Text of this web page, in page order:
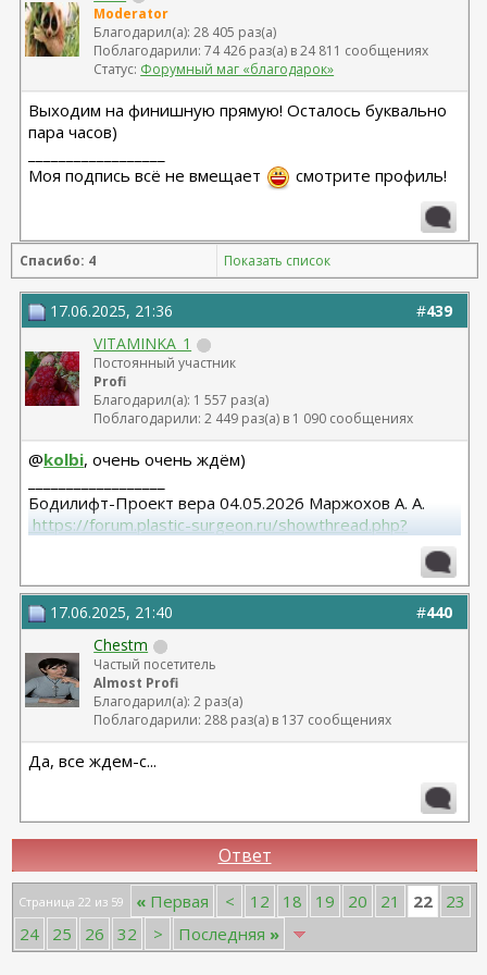
Moderator
Благодарил(а): 28 405 раз(а)
Поблагодарили: 74 426 раз(а) в 24 811 сообщениях
Статус: Форумный маг «благодарок»
Выходим на финишную прямую! Осталось буквально
пара часов)
Моя подпись всё не вмещает
смотрите профиль!
Спасибо: 4 Показать список
#439
17.06.2025, 21:36
VITAMINKA_1
Постоянный участник
Profi
Благодарил(а): 1 557 раз(а)
Поблагодарили: 2 449 раз(а) в 1 090 сообщениях
@kolbi, очень очень ждём)
Бодилифт-Проект вера 04.05.2026 Маржохов А. А.
https://forum.plastic-surgeon.ru/showthread.php?
Грудь - ментор 325 сс+ высокий профиль.База 11,5 от
06.04.2023
Липосакция подбородка 18.12.2023
#440
17.06.2025, 21:40
Chestm
Частый посетитель
Almost Profi
Благодарил(а): 2 раз(а)
Поблагодарили: 288 раз(а) в 137 сообщениях
Да, все ждем-с...
Ответ
Страница 22 из 59 « Первая < 12 18 19 20 21 22
23
24
25 26 32 > Последняя »